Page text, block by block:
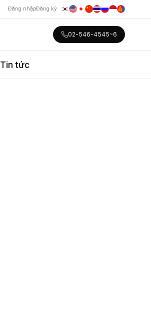
Đăng nhậpĐăng ký
02-546-4545~6
Tin tức